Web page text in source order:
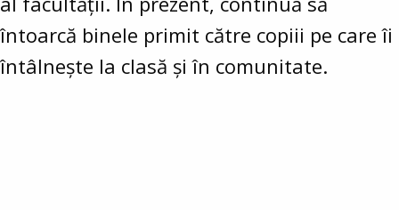
întoarcă binele primit către copiii pe care îi
întâlnește la clasă și în comunitate.